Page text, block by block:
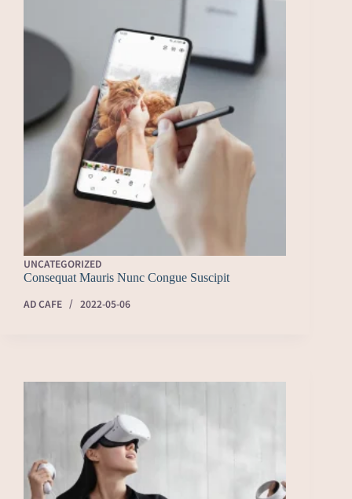
UNCATEGORIZED
Consequat Mauris Nunc Congue Suscipit
AD CAFE
2022-05-06